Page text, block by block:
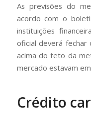
As previsões do
acordo com o
instituições
oficial deverá fechar
acima do teto da
mercado estavam
Crédito